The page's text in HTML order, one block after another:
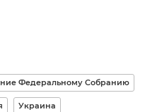
Федеральному Собранию
Украина